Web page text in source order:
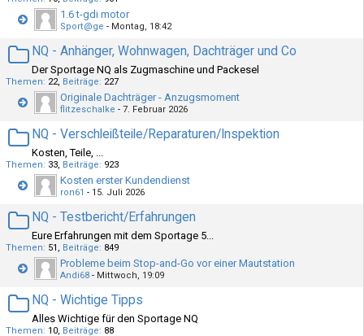
1.6 t-gdi motor
Sport@ge - Montag, 18:42
NQ - Anhänger, Wohnwagen, Dachträger und Co
Der Sportage NQ als Zugmaschine und Packesel
Themen 22 Beiträge 227
Originale Dachträger - Anzugsmoment
flitzeschalke - 7. Februar 2026
NQ - Verschleißteile/Reparaturen/Inspektion
Kosten, Teile, ...
Themen 33 Beiträge 923
Kosten erster Kundendienst
ron61 - 15. Juli 2026
NQ - Testbericht/Erfahrungen
Eure Erfahrungen mit dem Sportage 5...
Themen 51 Beiträge 849
Probleme beim Stop-and-Go vor einer Mautstation
Andi68 - Mittwoch, 19:09
NQ - Wichtige Tipps
Alles Wichtige für den Sportage NQ
Themen 10 Beiträge 88